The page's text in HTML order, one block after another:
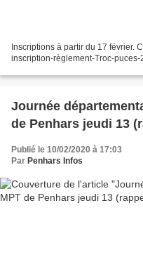
Inscriptions à partir du 17 février.
inscription-règlement-Troc-puces-
Journée
de Penhars jeudi 13
Publié le 10/02/2020 à 17:03
Par Penhars Infos